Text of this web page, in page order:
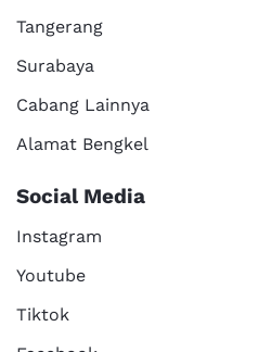
Tangerang
Surabaya
Cabang Lainnya
Alamat Bengkel
Social Media
Instagram
Youtube
Tiktok